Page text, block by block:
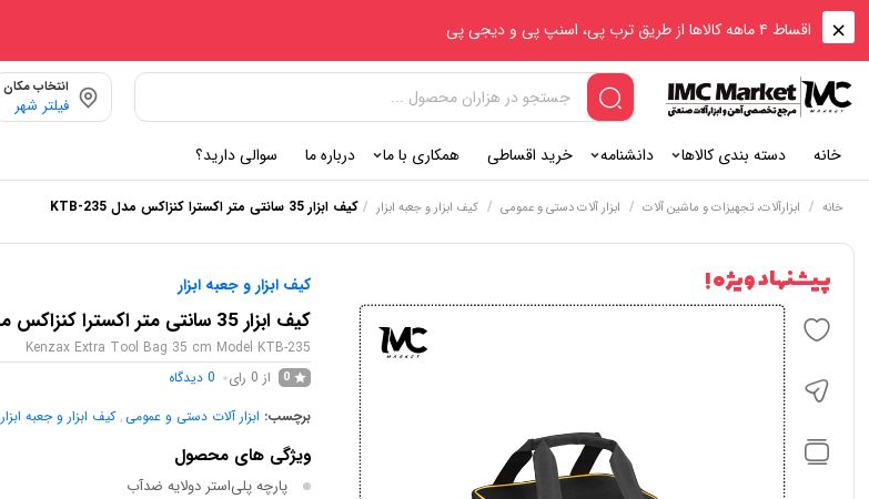
اقساط ۴ ماهه کالاها از طریق ترب پی، اسنپ پی و دیجی پی
انتخاب مکان
فیلتر شهر
خانه دسته بندی کالاها دانشنامه خرید اقساطی همکاری با ما درباره ما سوالی دارید؟
خانه / ابزارآلات، تجهیزات و ماشین آلات / ابزار آلات دستی و عمومی / کیف ابزار و جعبه ابزار /کيف ابزار 35 سانتی متر اکسترا کنزاکس مدل KTB-235
پیشنهاد ویژه ! کیف ابزار و جعبه ابزار
کيف ابزار 35 سانتی متر اکسترا کنزاکس مدل KTB-235
Kenzax Extra Tool Bag 35 cm Model KTB-235
0 از 0 رای 0 دیدگاه
برچسب: ابزار آلات دستی و عمومی ,کیف ابزار و جعبه ابزار
ویژگی های محصول
پارچه پلی‌استر دولایه ضدآب